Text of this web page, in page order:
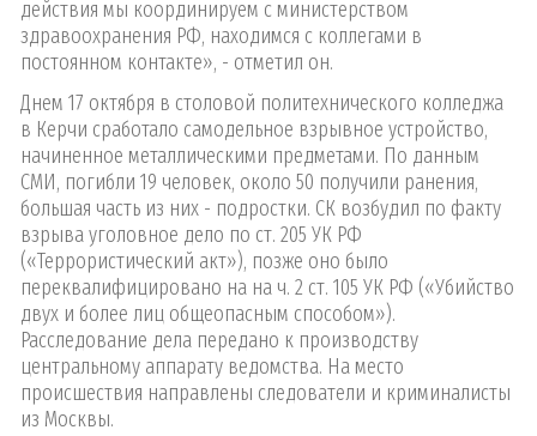
действия мы координируем с министерством
здравоохранения РФ, находимся с коллегами в
постоянном контакте», - отметил он.
Днем 17 октября в столовой политехнического колледжа
в Керчи сработало самодельное взрывное устройство,
начиненное металлическими предметами. По данным
СМИ, погибли 19 человек, около 50 получили ранения,
большая часть из них - подростки. СК возбудил по факту
взрыва уголовное дело по ст. 205 УК РФ
(«Террористический акт»), позже оно было
переквалифицировано на на ч. 2 ст. 105 УК РФ («Убийство
двух и более лиц общеопасным способом»).
Расследование дела передано к производству
центральному аппарату ведомства. На место
происшествия направлены следователи и криминалисты
из Москвы.